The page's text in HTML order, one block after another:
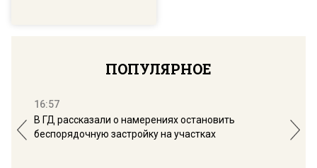
ПОПУЛЯРНОЕ
16:57
В ГД рассказали о намерениях остановить
беспорядочную застройку на участках